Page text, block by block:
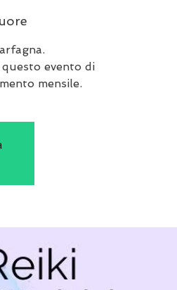
evento di
mensile.